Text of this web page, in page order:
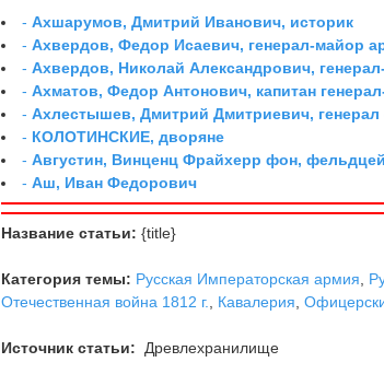
-Ахшарумов, Дмитрий Иванович, историк
-Ахвердов, Федор Исаевич, генерал-майор
-Ахвердов, Николай Александрович,
-Ахматов, Федор Антонович, капитан
-Ахлестышев, Дмитрий Дмитриевич, генерал
- КОЛОТИНСКИЕ, дворяне
-Августин, Винценц Фрайхерр фон,
-Аш, Иван Федорович
Название статьи: {title}
Категория темы: Русская Императорская армия
Отечественная война 1812 г.
Кавалерия ,
Источник статьи: Древлехранилище